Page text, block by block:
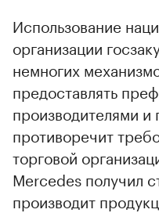
Использование
организации
немногих
предоставлять
производителями и
противоречит
торговой
Mercedes получил
производит